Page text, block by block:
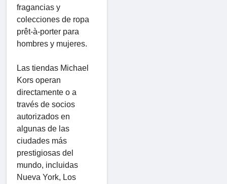
fragancias y
colecciones de ropa
prêt-à-porter para
hombres y mujeres.
Las tiendas Michael
Kors operan
directamente o a
través de socios
autorizados en
algunas de las
ciudades más
prestigiosas del
mundo, incluidas
Nueva York, Los